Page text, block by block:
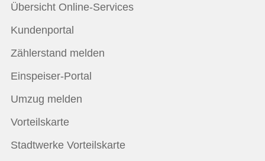
Übersicht Online-Services
Kundenportal
Zählerstand melden
Einspeiser-Portal
Umzug melden
Vorteilskarte
Stadtwerke Vorteilskarte